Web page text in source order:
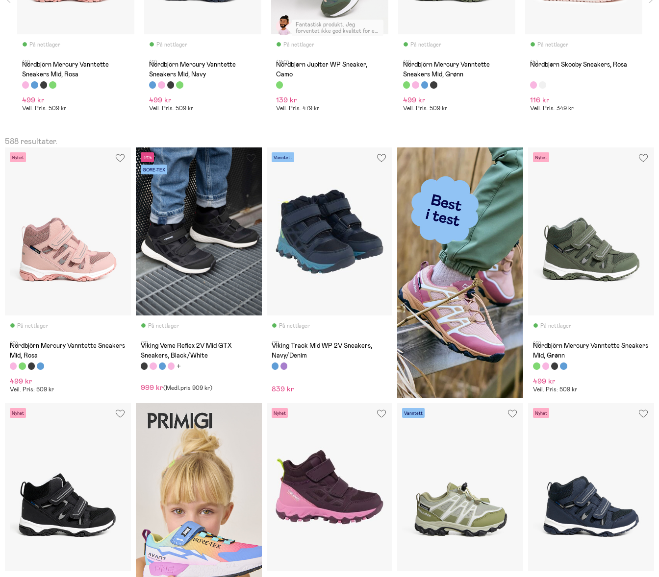
På nettlager
(0)
Nordbjörn Mercury Vanntette
Sneakers Mid, Rosa
499 kr
Veil. Pris: 509 kr
På nettlager
(0)
Nordbjörn Mercury Vanntette
Sneakers Mid, Navy
499 kr
Veil. Pris: 509 kr
På nettlager
Fantastisk produkt. Jeg
forventet ikke god kvalitet for et
det virker veldig holdbart. Setter
det på prøve nå. - dette var min
2 dagers bruk begynner
materialet foran å løsne. Jeg tror
(140)
Nordbjørn Jupiter WP Sneaker,
Camo
139 kr
Veil. Pris: 479 kr
På nettlager
(0)
Nordbjörn Mercury Vanntette
Sneakers Mid, Grønn
499 kr
Veil. Pris: 509 kr
På nettlager
(5)
Nordbjørn Skooby Sneakers, Rosa
116 kr
Veil. Pris: 349 kr
588 resultater.
Nyhet
På nettlager
(0)
Nordbjörn Mercury Vanntette Sneakers
Mid, Rosa
499 kr
Veil. Pris: 509 kr
-21%
GORE-TEX
På nettlager
(2)
Viking Veme Reflex 2V Mid GTX
Sneakers, Black/White
999 kr(Medl.pris 909 kr)
Vanntett
På nettlager
(2)
Viking Track Mid WP 2V Sneakers,
Navy/Denim
839 kr
Nyhet
På nettlager
(0)
Nordbjörn Mercury Vanntette Sneakers
Mid, Grønn
499 kr
Veil. Pris: 509 kr
Nyhet Nyhet Vanntett Nyhet